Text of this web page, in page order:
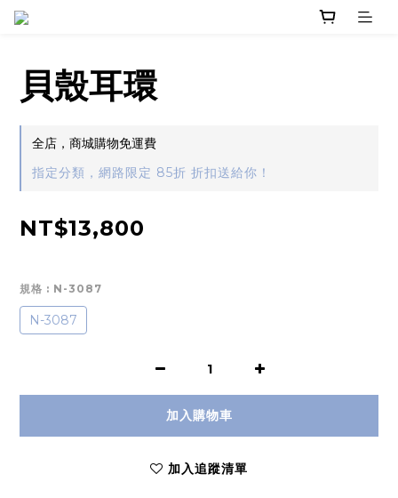
貝殼耳環
全店，商城購物免運費
指定分類，網路限定 85折 折扣送給你！
NT$13,800
規格 : N-3087
N-3087
加入購物車
加入追蹤清單